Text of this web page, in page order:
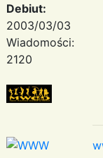
Debiut:
2003/03/03
Wiadomości:
2120